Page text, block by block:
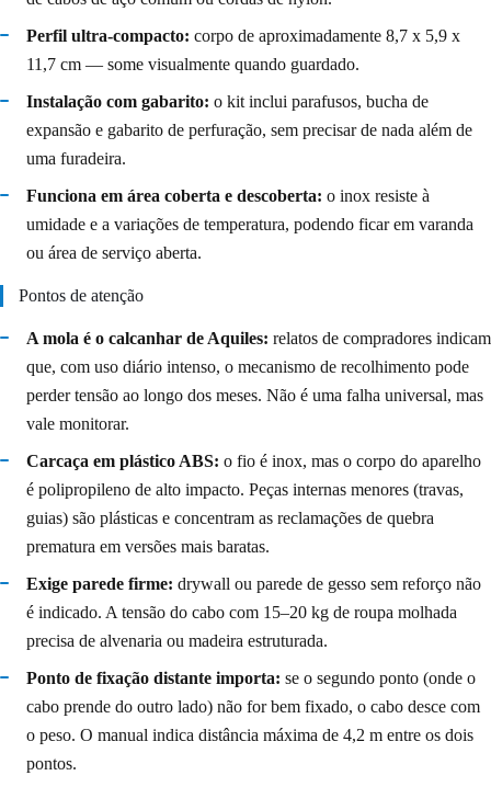
Perfil ultra-compacto: corpo de aproximadamente 8,7 x 5,9 x
11,7 cm — some visualmente quando guardado.
Instalação com gabarito: o kit inclui parafusos, bucha de
expansão e gabarito de perfuração, sem precisar de nada além de
uma furadeira.
Funciona em área coberta e descoberta: o inox resiste à
umidade e a variações de temperatura, podendo ficar em varanda
ou área de serviço aberta.
Pontos de atenção
A mola é o calcanhar de Aquiles: relatos de compradores indicam
que, com uso diário intenso, o mecanismo de recolhimento pode
perder tensão ao longo dos meses. Não é uma falha universal, mas
vale monitorar.
Carcaça em plástico ABS: o fio é inox, mas o corpo do aparelho
é polipropileno de alto impacto. Peças internas menores (travas,
guias) são plásticas e concentram as reclamações de quebra
prematura em versões mais baratas.
Exige parede firme: drywall ou parede de gesso sem reforço não
é indicado. A tensão do cabo com 15–20 kg de roupa molhada
precisa de alvenaria ou madeira estruturada.
Ponto de fixação distante importa: se o segundo ponto (onde o
cabo prende do outro lado) não for bem fixado, o cabo desce com
o peso. O manual indica distância máxima de 4,2 m entre os dois
pontos.